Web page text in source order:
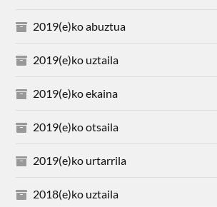
2019(e)ko abuztua
2019(e)ko uztaila
2019(e)ko ekaina
2019(e)ko otsaila
2019(e)ko urtarrila
2018(e)ko uztaila